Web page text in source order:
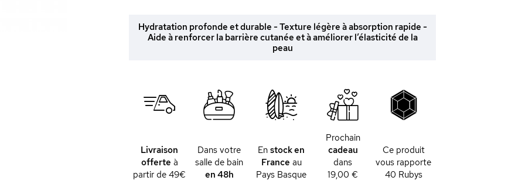
Hydratation profonde et durable - Texture légère à absorption rapide -
Aide à renforcer la barrière cutanée et à améliorer l’élasticité de la
peau
Livraison
offerte à
partir de 49€
Dans votre
salle de bain
en 48h
Enstock en
France au
Pays Basque
Prochain
cadeau
dans
19,00 €
Ce produit
vous rapporte
40 Rubys